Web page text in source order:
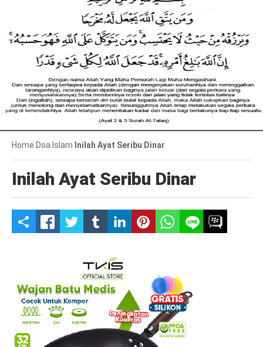
Home Doa Islam Inilah Ayat Seribu Dinar
Inilah Ayat Seribu Dinar
S
t